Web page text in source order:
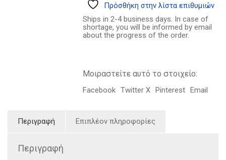
μου
για
Πρόσθήκη στην λίστα επιθυμιών
Ships in 2-4 business days. In case of
shortage, you will be informed by email
about the progress of the order.
Μοιραστείτε αυτό το στοιχείο:
Facebook Twitter X Pinterest Email
Περιγραφή Επιπλέον πληροφορίες
Περιγραφή